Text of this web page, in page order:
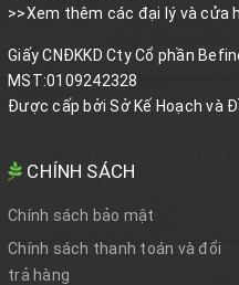
>>Xem thêm các đại lý và cửa
Giấy CNĐKKD Cty Cổ phần
MST:0109242328
Được cấp bởi Sở Kế Hoạch và
CHÍNH SÁCH
Chính sách bảo mật
Chính sách thanh toán và đổi
trả hàng